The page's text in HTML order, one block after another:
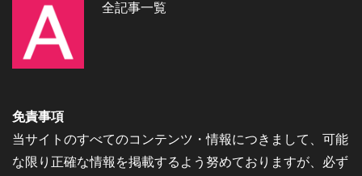
全記事一覧
免責事項
当サイトのすべてのコンテンツ・情報につきまして、可能
な限り正確な情報を掲載するよう努めておりますが、必ず